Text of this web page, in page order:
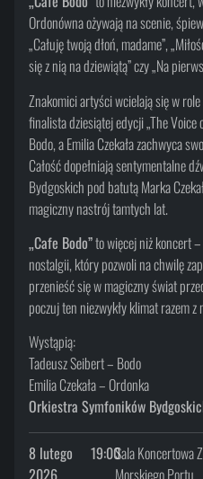
Ordonówna ożywają na scenie,
„Całuję twoją dłoń, madame”,
się z nią na dziewiątą” czy „Na
Znakomici artyści wcielają się w
finalista dziesiątej edycji „The
Bodo, a Emilia Czekała zachwyca
Całość dopełniają sentymentalne
Bydgoskich pod batutą Marka
magiczny nastrój tamtych lat.
„Cafe Bodo”to więcej niż koncert
nostalgii, który pozwoli na chwilę
przenieść się w magiczny świat
poczuj ten niezwykły klimat razem z
Wystąpią:
Tadeusz Seibert – Bodo
Emilia Czekała – Ordonka
Orkiestra Symfoników
8 lutego
2026
19:00Sala Koncertowa
Morskiego Portu